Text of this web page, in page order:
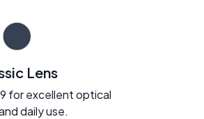
Lens
for excellent optical
daily use.